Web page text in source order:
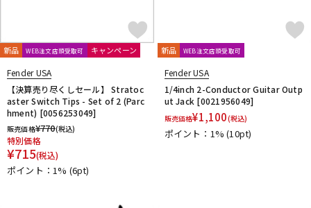
新品 WEB注文店頭受取可 キャンペーン
Fender USA
【決算売り尽くしセール】 Stratoc
aster Switch Tips - Set of 2 (Parc
hment) [0056253049]
販売価格¥770(税込)
特別価格
¥715(税込)
ポイント：1% (6pt)
新品 WEB注文店頭受取可
Fender USA
1/4inch 2-Conductor Guitar Outp
ut Jack [0021956049]
販売価格¥1,100(税込)
ポイント：1%(10pt)